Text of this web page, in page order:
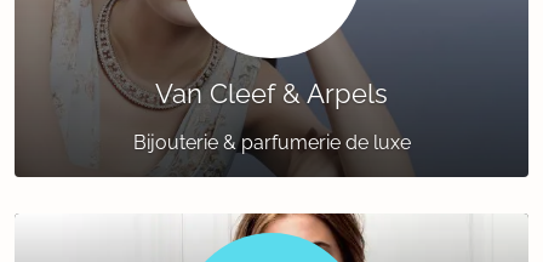
Van Cleef & Arpels
Bijouterie & parfumerie de luxe